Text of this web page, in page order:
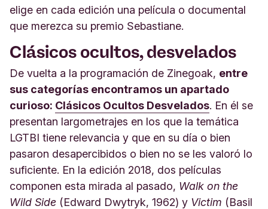
elige en cada edición una película o documental
que merezca su premio Sebastiane.
Clásicos ocultos, desvelados
De vuelta a la programación de Zinegoak, entre
sus categorías encontramos un apartado
curioso: Clásicos Ocultos Desvelados. En él se
presentan largometrajes en los que la temática
LGTBI tiene relevancia y que en su día o bien
pasaron desapercibidos o bien no se les valoró lo
suficiente. En la edición 2018, dos películas
componen esta mirada al pasado, Walk on the
Wild Side (Edward Dwytryk, 1962) y Victim (Basil